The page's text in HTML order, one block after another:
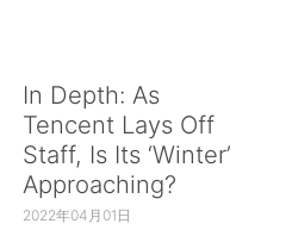
In Depth: As
Tencent Lays Off
Staff, Is Its ‘Winter’
Approaching?
2022年04月01日